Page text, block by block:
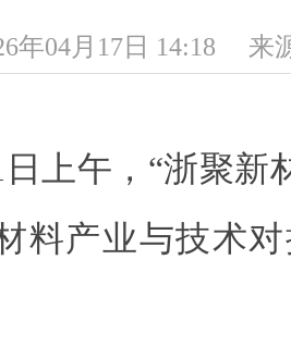
年04月17日 14:18 来
午，“浙聚新
料产业与技术